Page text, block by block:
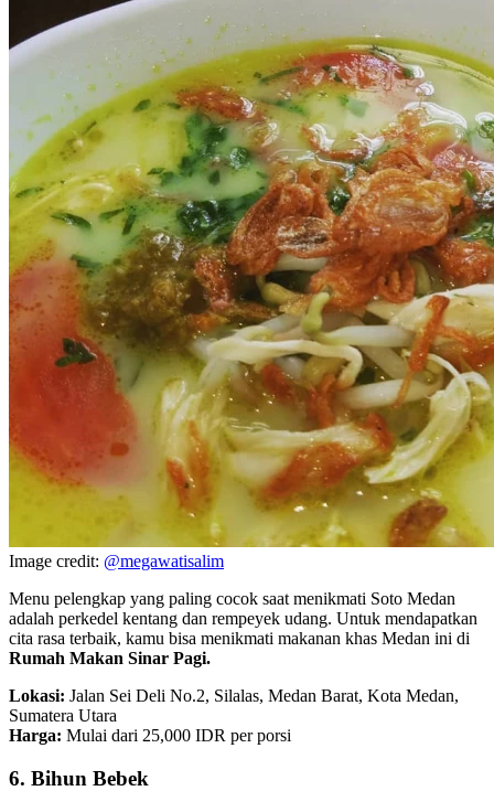
Image credit: @megawatisalim
Menu pelengkap yang paling cocok saat menikmati Soto Medan
adalah perkedel kentang dan rempeyek udang. Untuk mendapatkan
cita rasa terbaik, kamu bisa menikmati makanan khas Medan ini di
Rumah Makan Sinar Pagi.
Lokasi: Jalan Sei Deli No.2, Silalas, Medan Barat, Kota Medan,
Sumatera Utara
Harga: Mulai dari 25,000 IDR per porsi
6. Bihun Bebek